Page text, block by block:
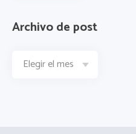
Archivo de post